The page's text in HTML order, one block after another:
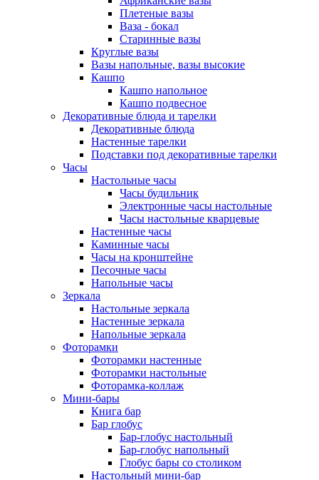
Плетеные вазы
Ваза - бокал
Старинные вазы
Круглые вазы
Вазы напольные, вазы высокие
Кашпо
Кашпо напольное
Кашпо подвесное
Декоративные блюда и тарелки
Декоративные блюда
Настенные тарелки
Подставки под декоративные тарелки
Часы
Настольные часы
Часы будильник
Электронные часы настольные
Часы настольные кварцевые
Настенные часы
Каминные часы
Часы на кронштейне
Песочные часы
Напольные часы
Зеркала
Настольные зеркала
Настенные зеркала
Напольные зеркала
Фоторамки
Фоторамки настенные
Фоторамки настольные
Фоторамка-коллаж
Мини-бары
Книга бар
Бар глобус
Бар-глобус настольный
Бар-глобус напольный
Глобус бары со столиком
Настольный мини-бар